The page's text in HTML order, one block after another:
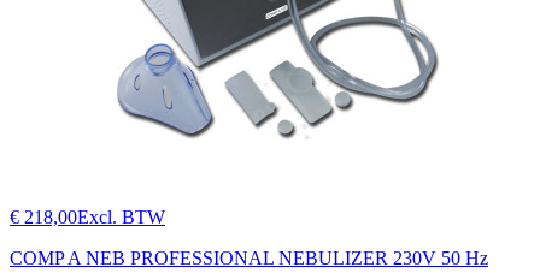
€ 218,00Excl. BTW
COMP A NEB PROFESSIONAL NEBULIZER 230V 50 Hz